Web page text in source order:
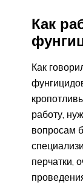
Как
Как
работу,
вопросам
перчатки,